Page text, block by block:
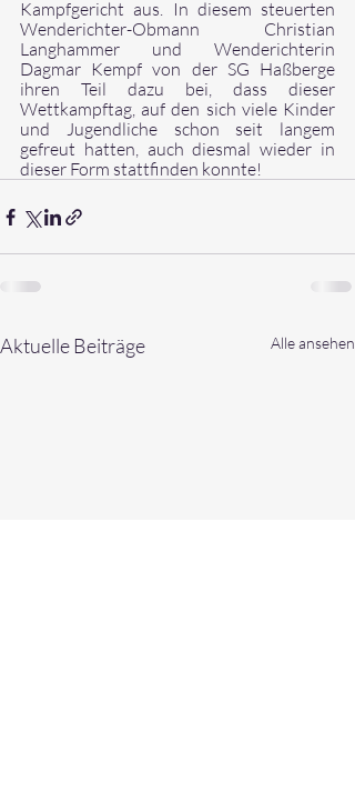
Kampfgericht aus. In diesem steuerten
Wenderichter-Obmann Christian
Langhammer und Wenderichterin
Dagmar Kempf von der SG Haßberge
ihren Teil dazu bei, dass dieser
Wettkampftag, auf den sich viele Kinder
und Jugendliche schon seit langem
gefreut hatten, auch diesmal wieder in
dieser Form stattfinden konnte!
Aktuelle Beiträge Alle ansehen